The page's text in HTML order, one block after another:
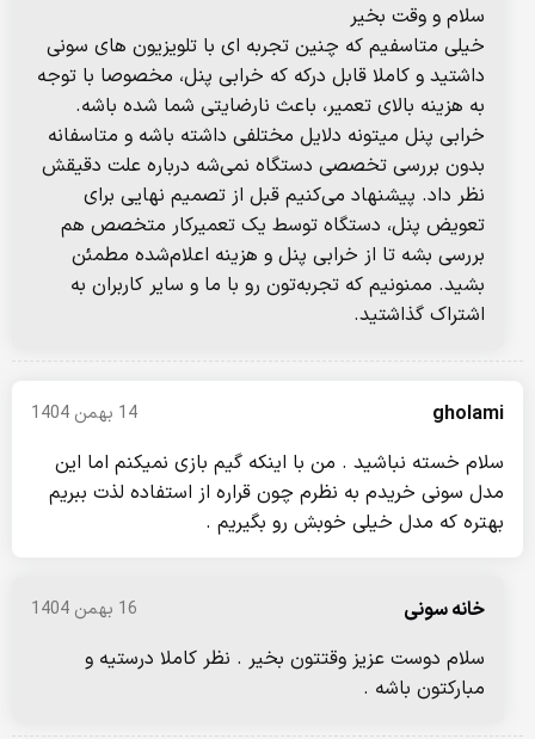
سلام و وقت بخیر
خیلی متاسفیم که چنین تجربه‌ ای با تلویزیون‌ های سونی
داشتید و کاملا قابل درکه که خرابی پنل، مخصوصا با توجه
به هزینه بالای تعمیر، باعث نارضایتی شما شده باشه.
خرابی پنل میتونه دلایل مختلفی داشته باشه و متاسفانه
بدون بررسی تخصصی دستگاه نمی‌شه درباره علت دقیقش
نظر داد. پیشنهاد می‌کنیم قبل از تصمیم نهایی برای
تعویض پنل، دستگاه توسط یک تعمیرکار متخصص هم
بررسی بشه تا از خرابی پنل و هزینه اعلام‌شده مطمئن
بشید. ممنونیم که تجربه‌تون رو با ما و سایر کاربران به
اشتراک گذاشتید.
gholami 14 بهمن 1404
سلام خسته نباشید . من با اینکه گیم بازی نمیکنم اما این
مدل سونی خریدم به نظرم چون قراره از استفاده لذت ببریم
بهتره که مدل خیلی خوبش رو بگیریم .
خانه سونی 16 بهمن 1404
سلام دوست عزیز وقتتون بخیر . نظر کاملا درستیه و
مبارکتون باشه .